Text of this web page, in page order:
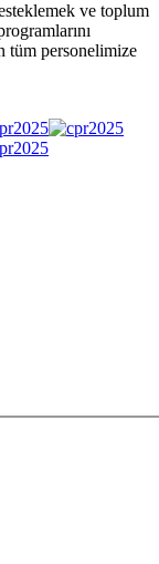
ve toplum
tüm personelimize